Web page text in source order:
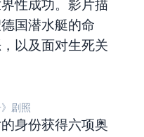
性成功。影片描
国潜水艇的命
以及面对生死关
》剧照
身份获得六项奥